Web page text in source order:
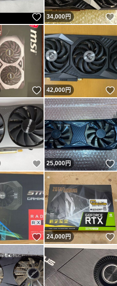
いいね！
34,000円
いいね！
42,000円
いいね！
25,000円
いいね！
24,000円